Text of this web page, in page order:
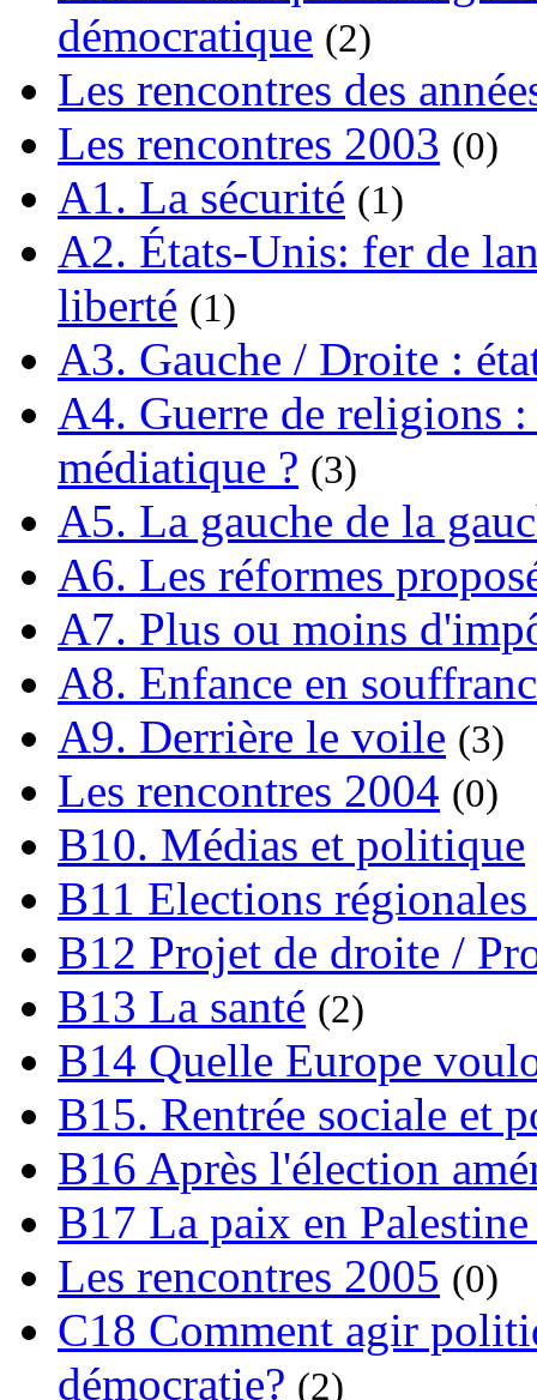
démocratique (2)
Les rencontres des
Les rencontres 2003 (0)
A1. La sécurité (1)
A2. États-Unis: fer de
liberté (1)
A3. Gauche / Droite :
A4. Guerre de religions
médiatique ? (3)
A5. La gauche de la
A6. Les réformes
A7. Plus ou moins
A8. Enfance en
A9. Derrière le voile (3)
Les rencontres 2004 (0)
B10. Médias et politique
B11 Elections régionales
B12 Projet de droite /
B13 La santé (2)
B14 Quelle Europe
B15. Rentrée sociale et
B16 Après l'élection
B17 La paix en
Les rencontres 2005 (0)
C18 Comment agir
démocratie? (2)